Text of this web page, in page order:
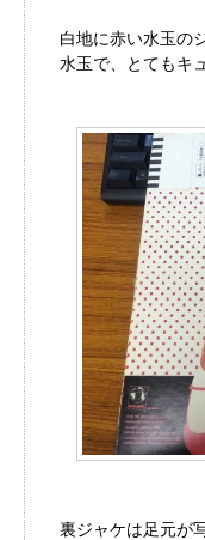
白地に赤い水玉の
水玉で、とてもキ
裏ジャケは足元が